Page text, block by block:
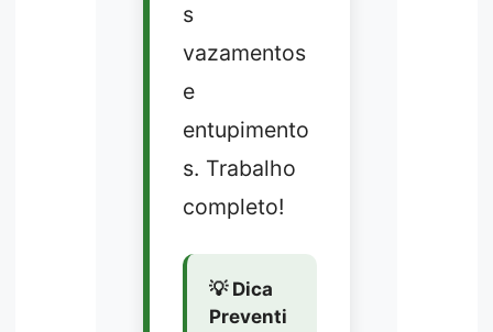
s
vazamentos
e
entupimento
s. Trabalho
completo!
💡 Dica
Preventi